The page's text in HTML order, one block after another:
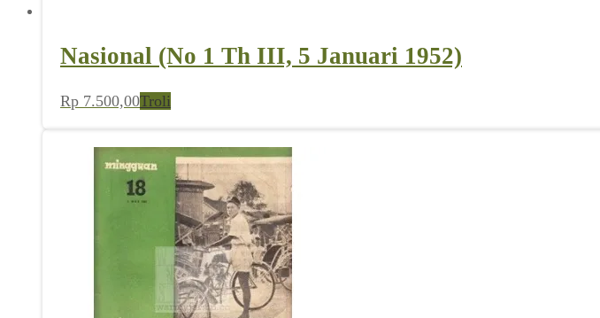
Nasional (No 1 Th III, 5 Januari 1952)
Rp 7.500,00Troli